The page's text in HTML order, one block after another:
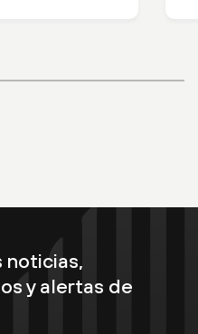
noticias,
y alertas de